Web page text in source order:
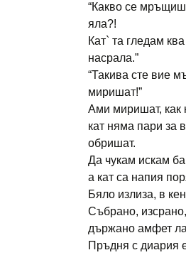
“Какво се
яла?!
Кат` та гледам
насрала.”
“Такива сте вие
миришат!”
Ами миришат,
кат няма пари за
обришат.
Да чукам искам
а кат са напия
Бяло излиза, в
Събрано,
държано амфет
Пръдня с диария